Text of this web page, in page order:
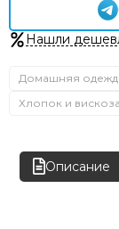
Нашли
Домашняя
Хлопок и вискоза
Описание